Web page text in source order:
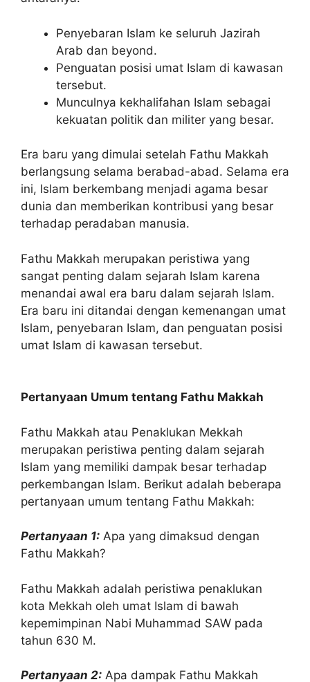
Penyebaran Islam ke seluruh Jazirah
Arab dan beyond.
Penguatan posisi umat Islam di kawasan
tersebut.
Munculnya kekhalifahan Islam sebagai
kekuatan politik dan militer yang besar.
Era baru yang dimulai setelah Fathu Makkah
berlangsung selama berabad-abad. Selama era
ini, Islam berkembang menjadi agama besar
dunia dan memberikan kontribusi yang besar
terhadap peradaban manusia.
Fathu Makkah merupakan peristiwa yang
sangat penting dalam sejarah Islam karena
menandai awal era baru dalam sejarah Islam.
Era baru ini ditandai dengan kemenangan umat
Islam, penyebaran Islam, dan penguatan posisi
umat Islam di kawasan tersebut.
Pertanyaan Umum tentang Fathu Makkah
Fathu Makkah atau Penaklukan Mekkah
merupakan peristiwa penting dalam sejarah
Islam yang memiliki dampak besar terhadap
perkembangan Islam. Berikut adalah beberapa
pertanyaan umum tentang Fathu Makkah:
Pertanyaan 1: Apa yang dimaksud dengan
Fathu Makkah?
Fathu Makkah adalah peristiwa penaklukan
kota Mekkah oleh umat Islam di bawah
kepemimpinan Nabi Muhammad SAW pada
tahun 630 M.
Pertanyaan 2: Apa dampak Fathu Makkah